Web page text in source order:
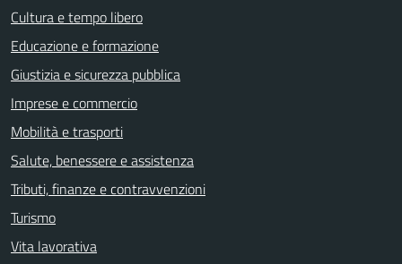
Cultura e tempo libero
Educazione e formazione
Giustizia e sicurezza pubblica
Imprese e commercio
Mobilità e trasporti
Salute, benessere e assistenza
Tributi, finanze e contravvenzioni
Turismo
Vita lavorativa